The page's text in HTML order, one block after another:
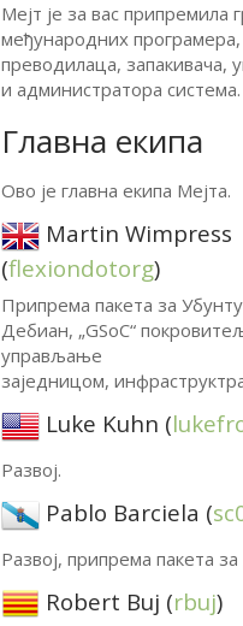
Мејт је за вас припремила
међународних програмера,
преводилаца, запакивача,
и администратора система.
Главна екипа
Ово је главна екипа Мејта.
Martin Wimpress
(flexiondotorg)
Припрема пакета за
Дебиан, „GSoC“
управљање
заједницом,
Luke Kuhn (
Развој.
Pablo Barciela (
Развој, припрема пакета
Robert Buj (rbuj)